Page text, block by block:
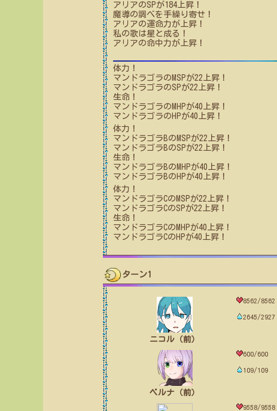
アリアのSPが184上昇！
魔導の調べを手繰り寄せ！
アリアの運命力が上昇！
私の歌は星と成る！
アリアの命中力が上昇！
体力！
マンドラゴラのMSPが22 上昇！
マンドラゴラのSPが22 上昇！
生命！
マンドラゴラのMHPが40 上昇！
マンドラゴラのHPが40 上昇！
体力！
マンドラゴラBのMSPが22 上昇！
マンドラゴラBのSPが22 上昇！
生命！
マンドラゴラBのMHPが40 上昇！
マンドラゴラBのHPが40 上昇！
体力！
マンドラゴラCのMSPが22 上昇！
マンドラゴラCのSPが22 上昇！
生命！
マンドラゴラCのMHPが40 上昇！
マンドラゴラCのHPが40 上昇！
ターン1
ニコル（前）
8562/8562
2645/2927
ベルナ（前）
600/600
109/109
9558/9558